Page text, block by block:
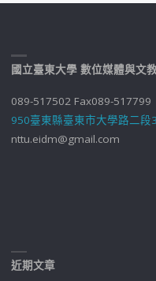
國立臺東大學 數位媒體與文
089-517502 Fax089-517799
950臺東縣臺東市大學路二段
nttu.eidm@gmail.com
近期文章